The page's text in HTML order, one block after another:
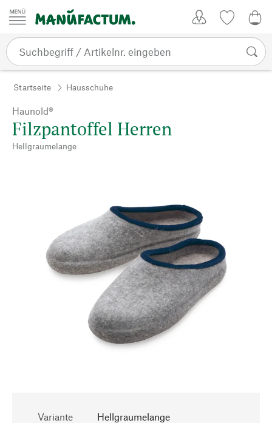
Zum Inhalt springen
Startseite Hausschuhe
Haunold®
Filzpantoffel Herren
Hellgraumelange
Variante Hellgraumelange